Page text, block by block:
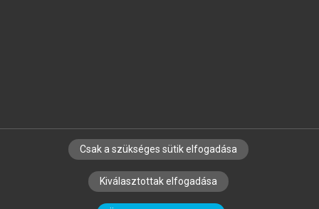
SZERZŐKNEK CÉGEKNEK KÖNYVTÁROSOKNAK
SZERKESZTÉSI ÉS LEKTORÁLÁSI ALAPELVEK
Csak a szükséges sütik elfogadása
Kiválasztottak elfogadása